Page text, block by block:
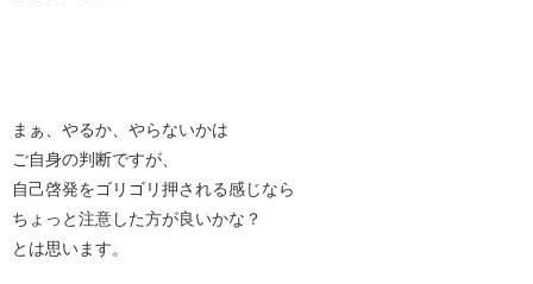
まぁ、やるか、やらないかは
ご自身の判断ですが、
自己啓発をゴリゴリ押される感じなら
ちょっと注意した方が良いかな？
とは思います。